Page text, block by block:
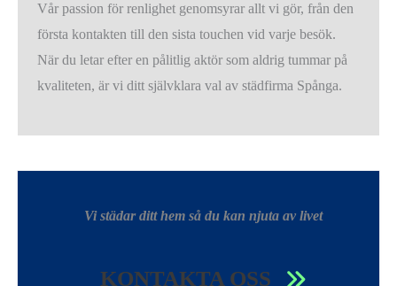
Vår passion för renlighet genomsyrar allt vi gör, från den
första kontakten till den sista touchen vid varje besök.
När du letar efter en pålitlig aktör som aldrig tummar på
kvaliteten, är vi ditt självklara val av städfirma Spånga.
Vi städar ditt hem så du kan njuta av livet
KONTAKTA OSS